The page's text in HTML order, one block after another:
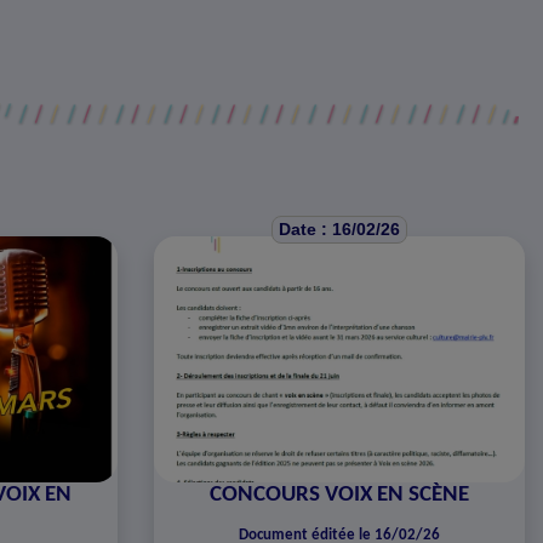
EN
Date : 16/02/26
CONCOURS VOIX EN SCÈNE
Document éditée le 16/02/26